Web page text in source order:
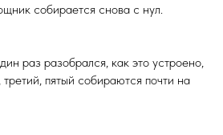
собирается снова с нул.
раз разобрался, как это устроено,
пятый собираются почти на